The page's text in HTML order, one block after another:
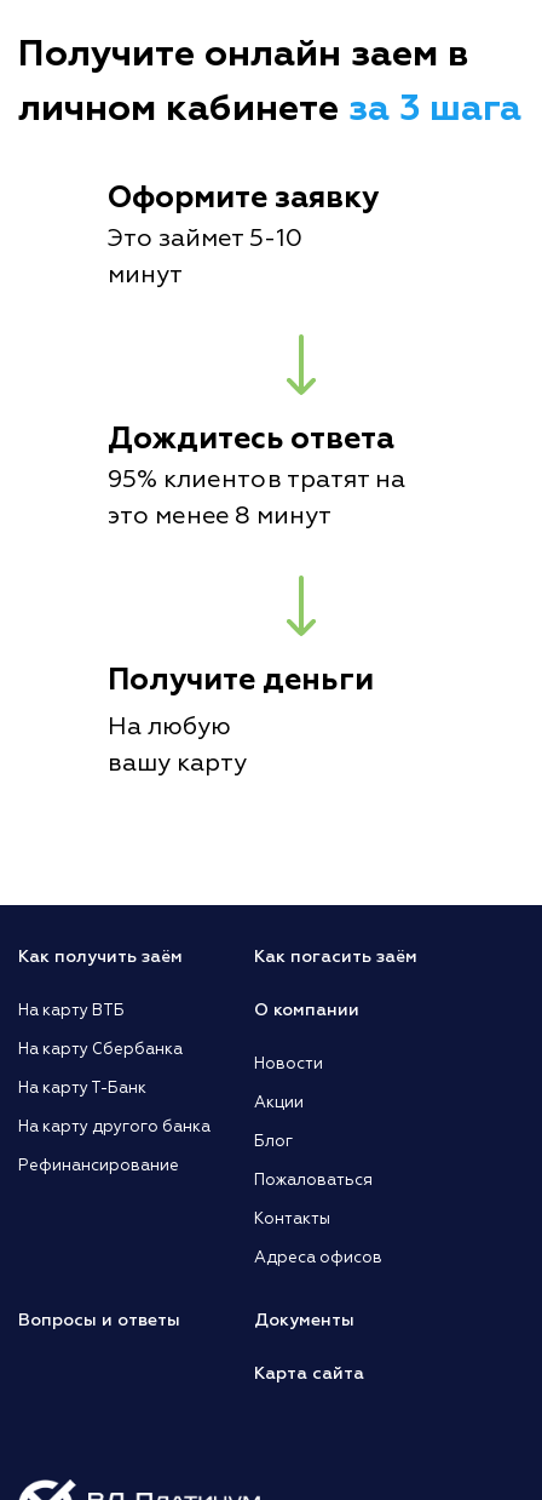
Получите онлайн заем в
личном кабинете за 3 шага
Оформите заявку
Это займет 5-10
минут
Дождитесь ответа
95% клиентов тратят на
это менее 8 минут
Получите деньги
На любую
вашу карту
Как получить заём
На карту ВТБ
На карту Сбербанка
На карту Т-Банк
На карту другого банка
Рефинансирование
Как погасить заём
О компании
Новости
Акции
Блог
Пожаловаться
Контакты
Адреса офисов
Вопросы и ответы Документы
Карта сайта